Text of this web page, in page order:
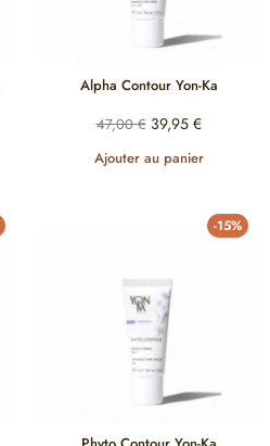
Alpha Contour Yon-Ka
47,00€ 39,95 €
Ajouter au panier
-15%